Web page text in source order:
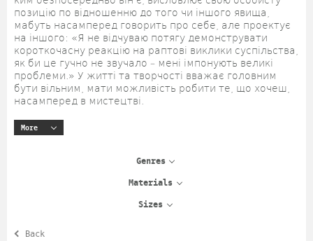
позицію по відношенню до того чи іншого явища,
мабуть насамперед говорить про себе, але проектує
на іншого: «Я не відчуваю потягу демонструвати
короткочасну реакцію на раптові виклики суспільства,
як би це гучно не звучало – мені імпонують великі
проблеми.» У житті та творчості вважає головним
бути вільним, мати можливість робити те, що хочеш,
насамперед в мистецтві.
More
Genres
Materials
Sizes
Back